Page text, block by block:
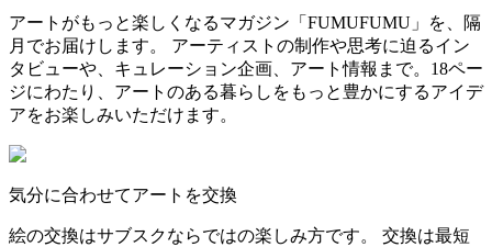
アートがもっと楽しくなるマガジン「FUMUFUMU」を、隔
月でお届けします。 アーティストの制作や思考に迫るイン
タビューや、キュレーション企画、アート情報まで。18ペー
ジにわたり、アートのある暮らしをもっと豊かにするアイデ
アをお楽しみいただけます。
気分に合わせてアートを交換
絵の交換はサブスクならではの楽しみ方です。 交換は最短